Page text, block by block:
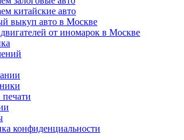
китайские авто
выкуп авто в Москве
от иномарок в Москве
конфиденциальности